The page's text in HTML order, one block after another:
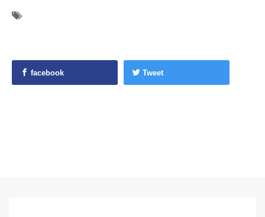
facebook Tweet